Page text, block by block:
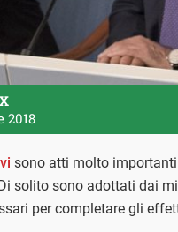
2018
sono atti molto importanti
solito sono adottati dai
per completare gli